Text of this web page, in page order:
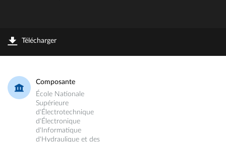
Télécharger
Composante
École Nationale
Supérieure
d'Électrotechnique
d'Électronique
d'Informatique
d'Hydraulique et des